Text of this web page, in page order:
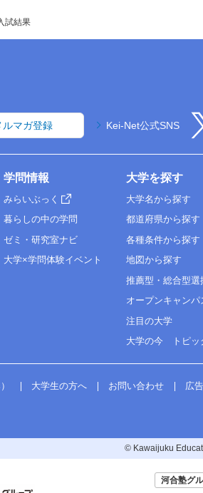
試結果
ルマガ登録 Kei-Net公式SNS
学問情報
みらいぶっく
暮らしの中の学問
ゼミ・研究室ナビ
大学×学問体験イベント
大学を探す
大学名から探す
都道府県から探す
各種条件から探す
地図から探す
推薦型・総合型選
オープンキャンパ
注目の大学
大学の今 トピッ
大学生の方へ お問い合わせ 広
© Kawaijuku
河合塾グ